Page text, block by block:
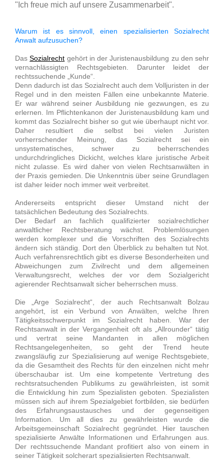
"Ich freue mich auf unsere Zusammenarbeit".
Warum ist es sinnvoll, einen spezialisierten Sozialrecht
Anwalt aufzusuchen?
Das Sozialrecht gehört in der Juristenausbildung zu den sehr
vernachlässigten Rechtsgebieten. Darunter leidet der
rechtssuchende „Kunde“.
Denn dadurch ist das Sozialrecht auch dem Volljuristen in der
Regel und in den meisten Fällen eine unbekannte Materie.
Er war während seiner Ausbildung nie gezwungen, es zu
erlernen. Im Pflichtenkanon der Juristenausbildung kam und
kommt das Sozialrecht bisher so gut wie überhaupt nicht vor.
Daher resultiert die selbst bei vielen Juristen
vorherrschender Meinung, das Sozialrecht sei ein
unsystematisches, schwer zu beherrschendes
undurchdringliches Dickicht, welches klare juristische Arbeit
nicht zulasse. Es wird daher von vielen Rechtsanwälten in
der Praxis gemieden. Die Unkenntnis über seine Grundlagen
ist daher leider noch immer weit verbreitet.
Andererseits entspricht dieser Umstand nicht der
tatsächlichen Bedeutung des Sozialrechts.
Der Bedarf an fachlich qualifizierter sozialrechtlicher
anwaltlicher Rechtsberatung wächst. Problemlösungen
werden komplexer und die Vorschriften des Sozialrechts
ändern sich ständig. Dort den Überblick zu behalten tut Not.
Auch verfahrensrechtlich gibt es diverse Besonderheiten und
Abweichungen zum Zivilrecht und dem allgemeinen
Verwaltungsrecht, welches der vor dem Sozialgericht
agierender Rechtsanwalt sicher beherrschen muss.
Die „Arge Sozialrecht“, der auch Rechtsanwalt Bolzau
angehört, ist ein Verbund von Anwälten, welche Ihren
Tätigkeitsschwerpunkt im Sozialrecht haben. War der
Rechtsanwalt in der Vergangenheit oft als „Allrounder“ tätig
und vertrat seine Mandanten in allen möglichen
Rechtsangelegenheiten, so geht der Trend heute
zwangsläufig zur Spezialisierung auf wenige Rechtsgebiete,
da die Gesamtheit des Rechts für den einzelnen nicht mehr
überschaubar ist. Um eine kompetente Vertretung des
rechtsratsuchenden Publikums zu gewährleisten, ist somit
die Entwicklung hin zum Spezialisten geboten. Spezialisten
müssen sich auf ihrem Spezialgebiet fortbilden, sie bedürfen
des Erfahrungsaustausches und der gegenseitigen
Information. Um all dies zu gewährleisten wurde die
Arbeitsgemeinschaft Sozialrecht gegründet. Hier tauschen
spezialisierte Anwälte Informationen und Erfahrungen aus.
Der rechtssuchende Mandant profitiert also von einem in
seiner Tätigkeit solcherart spezialisierten Rechtsanwalt.